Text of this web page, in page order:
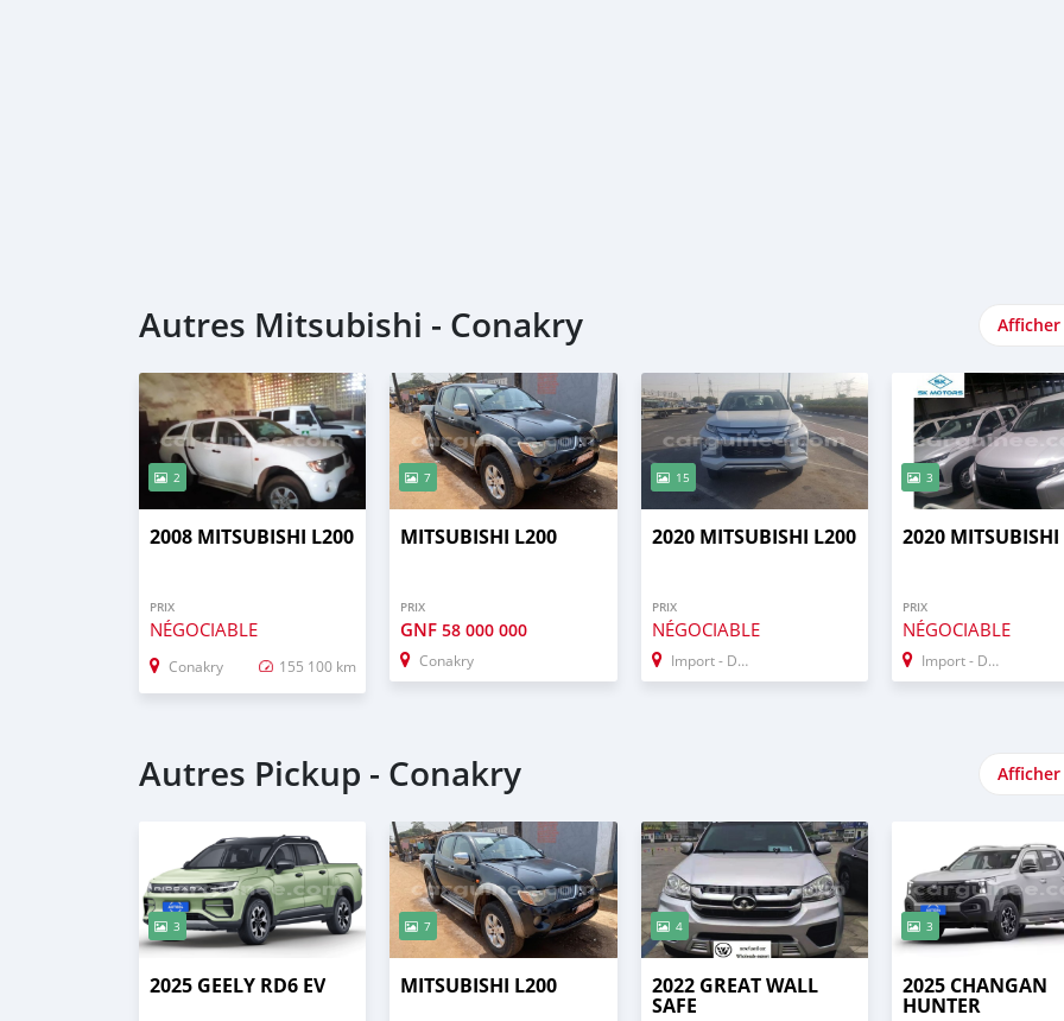
Autres Mitsubishi - Conakry
2
2008 MITSUBISHI L200
PRIX
NÉGOCIABLE
Conakry 155 100 km
7
MITSUBISHI L200
PRIX
GNF58 000 000
Conakry
15
2020 MITSUBISHI L200
PRIX
NÉGOCIABLE
Import - Dubai
3
2020
PRIX
NÉGOCIABLE
Import - Dubai
Autres Pickup - Conakry
3
2025 GEELY RD6 EV
7
MITSUBISHI L200
4
2022 GREAT WALL
SAFE
3
2025 CHANGAN
HUNTER